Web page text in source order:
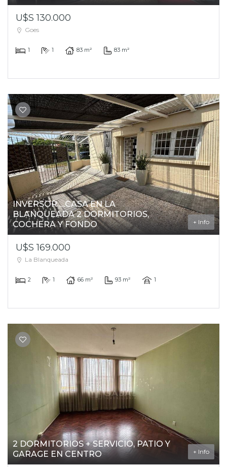
U$S 130.000
Goes
1 1 83 m² 83 m²
INVERSOR.....CASA EN LA
BLANQUEADA 2 DORMITORIOS,
COCHERA Y FONDO
+ Info
U$S 169.000
La Blanqueada
2 1 66 m² 93 m² 1
2 DORMITORIOS + SERVICIO, PATIO Y
GARAGE EN CENTRO
+ Info